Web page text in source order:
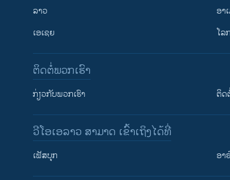
ລາວ
ເອເຊຍ
ອາ
ໂລກ
ຕິດຕໍ່ພວກເຮົາ
ກ່ຽວກັບພວກເຮົາ ຕິດ
ວີໂອເອລາວ ສາມາດ ເຂົ້າເຖິງໄດ້ທີ່
ເຟັສບຸກ ອາ